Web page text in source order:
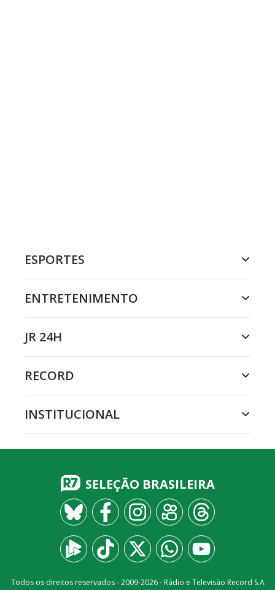
ESPORTES
ENTRETENIMENTO
JR 24H
RECORD
INSTITUCIONAL
SELEÇÃO BRASILEIRA
Todos os direitos reservados - 2009-2026- Rádio e Televisão Record S.A